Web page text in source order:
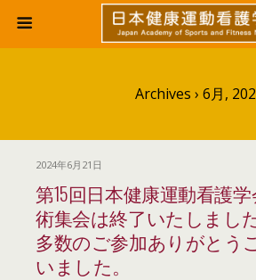
Archives › 6月,
2024年6月21日
第15回日本健康運動看護
術集会は終了いたしました
多数のご参加ありがとう
いました。